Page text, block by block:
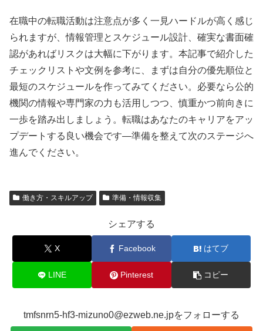
在職中の転職活動は注意点が多く一見ハードルが高く感じ
られますが、情報管理とスケジュール設計、確実な書面確
認があればリスクは大幅に下がります。本記事で紹介した
チェックリストや文例を参考に、まずは自分の優先順位と
最短のスケジュールを作ってみてください。必要なら公的
機関の情報や専門家の力も活用しつつ、慎重かつ前向きに
一歩を踏み出しましょう。転職はあなたのキャリアをアッ
プデートする良い機会です—準備を整えて次のステージへ
進んでください。
働き方・スキルアップ 準備・情報収集
シェアする
X Facebook はてブ
LINE Pinterest コピー
tmfsnrn5-hf3-mizuno0@ezweb.ne.jpをフォローする